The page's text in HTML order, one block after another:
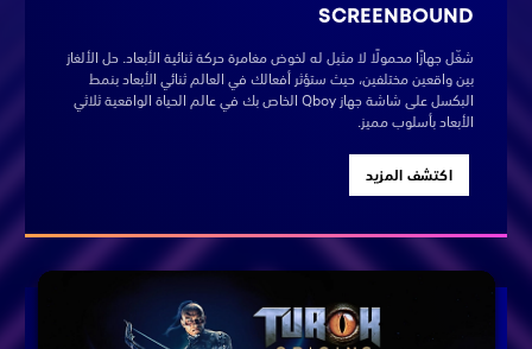
SCREENBOUND
شغّل جهازًا محمولًا لا مثيل له لخوض مغامرة حركة ثنائية الأبعاد. حل الألغاز
بين واقعين مختلفين، حيث ستؤثر أفعالك في العالم ثنائي الأبعاد بنمط
البكسل على شاشة جهاز Qboy الخاص بك في عالم الحياة الواقعية ثلاثي
الأبعاد بأسلوب مميز.
اكتشف المزيد